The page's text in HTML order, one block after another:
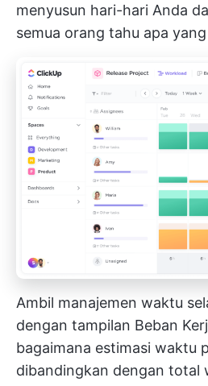
menyusun hari-hari Anda
semua orang tahu apa
Ambil manajemen waktu
dengan tampilan Beban
bagaimana estimasi waktu
dibandingkan dengan total